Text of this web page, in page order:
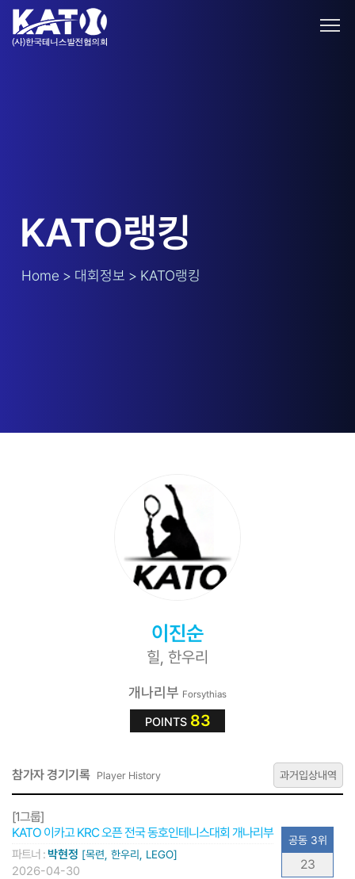
KATO랭킹
Home > 대회정보 > KATO랭킹
이진순
힐, 한우리
개나리부 Forsythias
POINTS 83
참가자 경기기록 Player History 과거입상내역
[1그룹]
KATO 이카고 KRC 오픈 전국 동호인테니스대회 개나리부
파트너 :박현정 [목련, 한우리, LEGO]
2026-04-30
공동 3위
23